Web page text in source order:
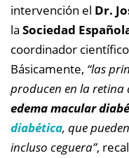
intervención el Dr.
la Sociedad
coordinador
Básicamente, “las
producen en la retina
edema macular
diabética, que
incluso ceguera”,